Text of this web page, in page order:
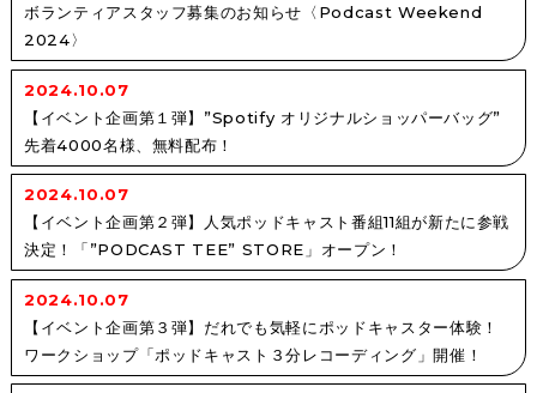
ボランティアスタッフ募集のお知らせ〈Podcast Weekend
2024〉
2024.10.07
【イベント企画第１弾】”Spotify オリジナルショッパーバッグ”
先着4000名様、無料配布！
2024.10.07
【イベント企画第２弾】人気ポッドキャスト番組11組が新たに参戦
決定！「”PODCAST TEE” STORE」オープン！
2024.10.07
【イベント企画第３弾】だれでも気軽にポッドキャスター体験！
ワークショップ「ポッドキャスト３分レコーディング」開催！